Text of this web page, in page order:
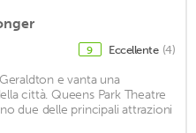
9 Eccellente (4)
e vanta una
città. Queens Park Theatre
due delle principali attrazioni